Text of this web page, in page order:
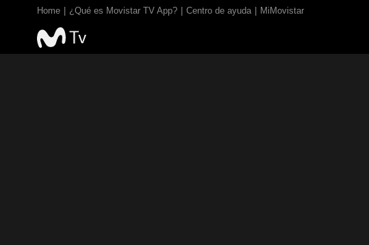
Home ¿Qué es Movistar TV App? Centro de ayuda MiMovistar